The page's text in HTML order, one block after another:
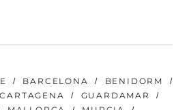
BARCELONA
BENIDORM
CARTAGENA
GUARDAMAR